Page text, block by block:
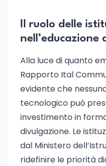
Il ruolo delle
nell’educazione
Alla luce di quanto
Rapporto Ital
evidente che
tecnologico può
investimento in
divulgazione. Le
dal Ministero
ridefinire le priorità